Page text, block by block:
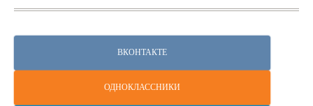
ВКОНТАКТЕ
ОДНОКЛАССНИКИ